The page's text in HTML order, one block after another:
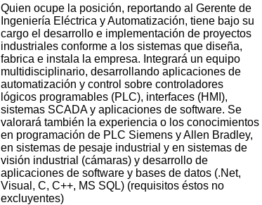
Quien ocupe la posición, reportando al Gerente de
Ingeniería Eléctrica y Automatización, tiene bajo su
cargo el desarrollo e implementación de proyectos
industriales conforme a los sistemas que diseña,
fabrica e instala la empresa. Integrará un equipo
multidisciplinario, desarrollando aplicaciones de
automatización y control sobre controladores
lógicos programables (PLC), interfaces (HMI),
sistemas SCADA y aplicaciones de software. Se
valorará también la experiencia o los conocimientos
en programación de PLC Siemens y Allen Bradley,
en sistemas de pesaje industrial y en sistemas de
visión industrial (cámaras) y desarrollo de
aplicaciones de software y bases de datos (.Net,
Visual, C, C++, MS SQL) (requisitos éstos no
excluyentes)